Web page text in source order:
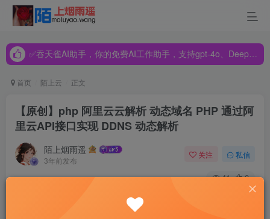
✅吞天雀AI助手，你的免费AI工作助手，支持gpt-4o、DeepSeek、Claude🔥🔥🔥🔥
✅吞天雀AI助手，你的免费AI工作助手，支持gpt-4o、DeepSeek、Claude🔥🔥🔥🔥
首页 陌上云 正文
【原创】php 阿里云云解析 动态域名 PHP 通过阿
里云API接口实现 DDNS 动态解析
陌上烟雨遥
3年前发布
关注 私信
41 0
1.解析先，创建一个域名 tj.test.com